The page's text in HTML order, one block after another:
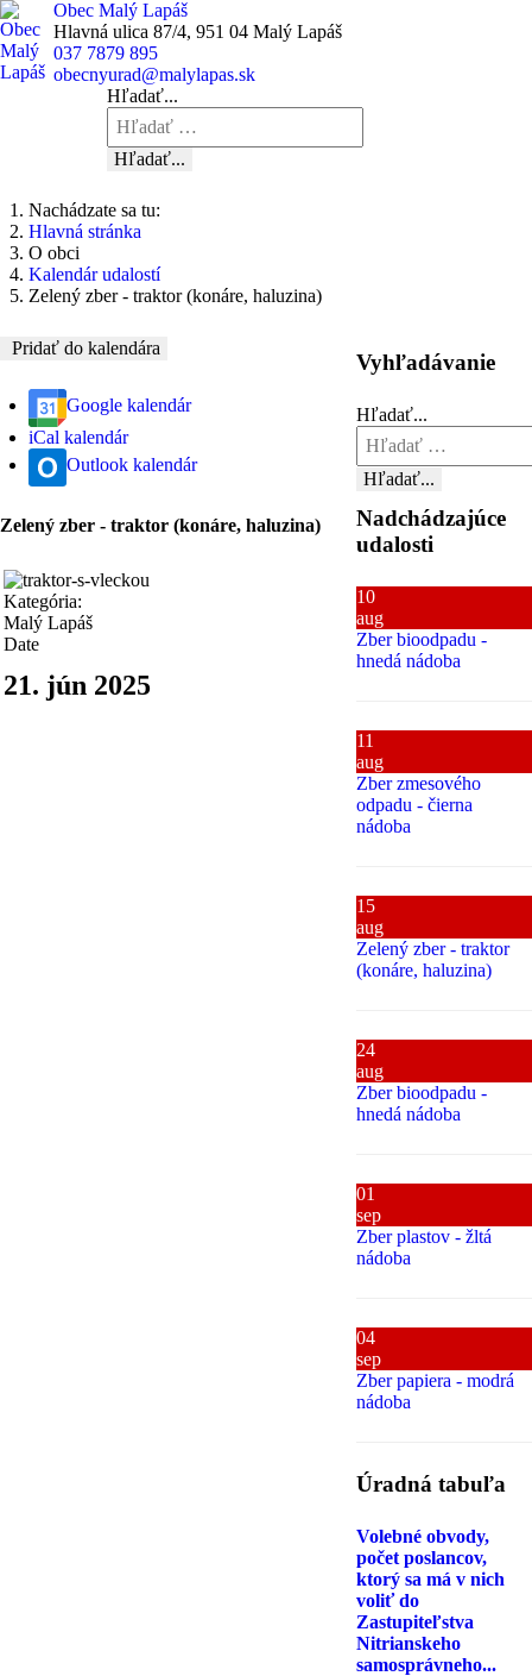
Obec Malý Lapáš
Hlavná ulica 87/4, 951 04 Malý Lapáš
037 7879 895
obecnyurad@malylapas.sk
Hľadať...
Hľadať...
Nachádzate sa tu:
Hlavná stránka
O obci
Kalendár udalostí
Zelený zber - traktor (konáre, haluzina)
Pridať do kalendára
Google kalendár
iCal kalendár
Outlook kalendár
Zelený zber - traktor (konáre, haluzina)
Kategória:
Malý Lapáš
Date
21. jún 2025
Vyhľadávanie
Hľadať...
Hľadať...
Nadchádzajúce
udalosti
10
aug
Zber bioodpadu -
hnedá nádoba
11
aug
Zber zmesového
odpadu - čierna
nádoba
15
aug
Zelený zber - traktor
(konáre, haluzina)
24
aug
Zber bioodpadu -
hnedá nádoba
01
sep
Zber plastov - žltá
nádoba
04
sep
Zber papiera - modrá
nádoba
Úradná tabuľa
Volebné obvody,
počet poslancov,
ktorý sa má v nich
voliť do
Zastupiteľstva
Nitrianskeho
samosprávneho...